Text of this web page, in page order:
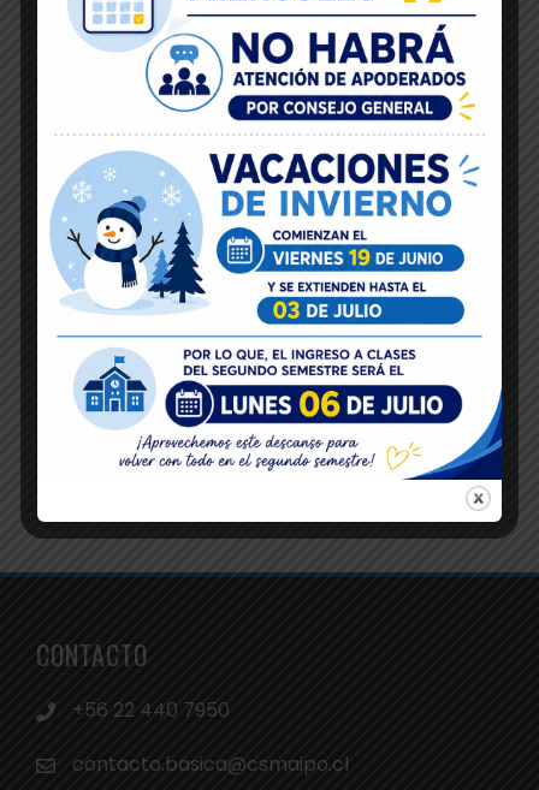
Dic 2019
CONTACTO
+56 22 440 7950
contacto.basica@csmaipo.cl